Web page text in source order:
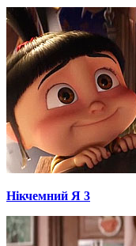
Нікчемний Я 3